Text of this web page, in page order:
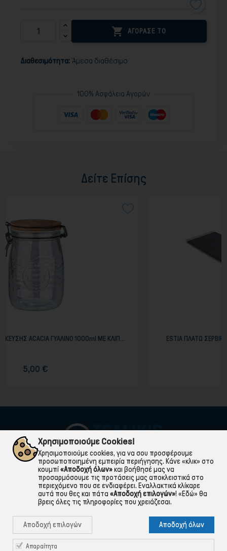
 ΑΓΟΡΑΣΕ ΤΟ
Διαθεσιμότητα: Άμεσα διαθέσιμο
100% Ασφάλεια Αγορών
Δείτε Επίσης
ΜΕ ΚΛΙΠ...
ESTIA ΠΛΑΤΩ ΣΕΡΒΙΡΙΣΜΑΤΟΣ ΣΧΙΣΤΟΛΙΘΟΥ ΜΕ
ΠΛΗΡΟΦΟΡΙΕΣ
ΧΡΉΣΙΜΑ 
ΕΞΥΠΗΡΈΤΗΣΗ ΠΕΛΑΤΏΝ
Χρησιμοποιούμε Cookies!
Χρησιμοποιούμε cookies, για να σου προσφέρουμε
προσωποποιημένη εμπειρία περιήγησης. Κάνε «κλικ» στο
κουμπί«Αποδοχή όλων»και βοήθησέ μας να
προσαρμόσουμε τις προτάσεις μας αποκλειστικά στο
περιεχόμενο που σε ενδιαφέρει. Εναλλακτικά κλίκαρε
αυτά που θες και πάτα «Αποδοχή επιλογών»! «Εδώ» θα
βρεις όλες τις πληροφορίες που χρειάζεσαι.
Αποδοχή επιλογών Αποδοχή όλων
Απαραίτητα